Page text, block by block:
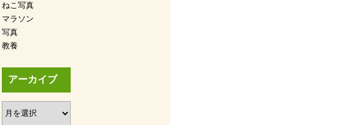
ねこ写真
マラソン
写真
教養
アーカイブ
ー